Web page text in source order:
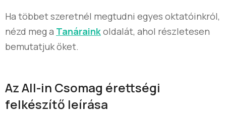
Ha többet szeretnél megtudni egyes oktatóinkról,
nézd meg a Tanárainkoldalát, ahol részletesen
bemutatjuk őket.
Az All-in Csomag érettségi
felkészítő leírása